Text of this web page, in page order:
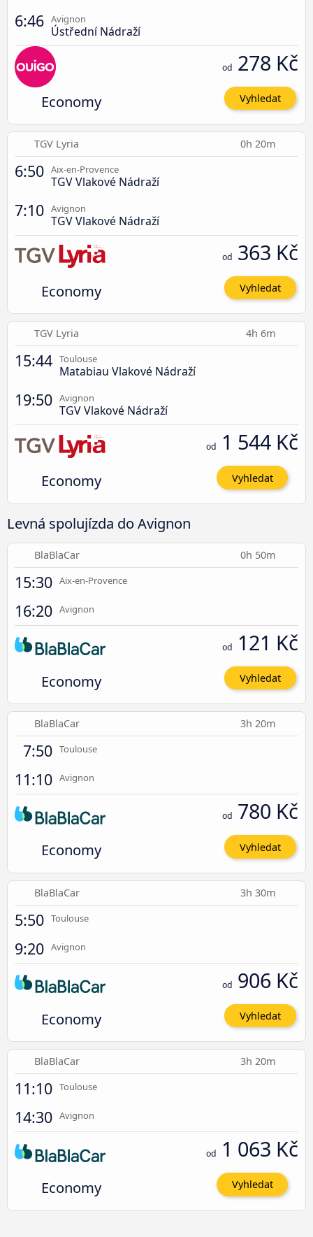
6:46 Avignon
Ústřední Nádraží
Economy
od 278 Kč
Vyhledat
TGV Lyria 0h 20m
6:50 Aix-en-Provence
TGV Vlakové Nádraží
7:10 Avignon
TGV Vlakové Nádraží
Economy
od 363 Kč
Vyhledat
TGV Lyria 4h 6m
15:44 Toulouse
Matabiau Vlakové Nádraží
19:50 Avignon
TGV Vlakové Nádraží
Economy
od 1 544 Kč
Vyhledat
Levná spolujízda do Avignon
BlaBlaCar 0h 50m
15:30 Aix-en-Provence
16:20 Avignon
Economy
od 121 Kč
Vyhledat
BlaBlaCar 3h 20m
7:50 Toulouse
11:10 Avignon
Economy
od 780 Kč
Vyhledat
BlaBlaCar 3h 30m
5:50 Toulouse
9:20 Avignon
Economy
od 906 Kč
Vyhledat
BlaBlaCar 3h 20m
11:10 Toulouse
14:30 Avignon
Economy
od 1 063 Kč
Vyhledat